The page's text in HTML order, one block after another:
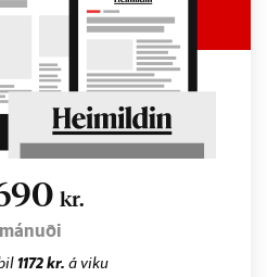
kr.
1172 kr. á viku